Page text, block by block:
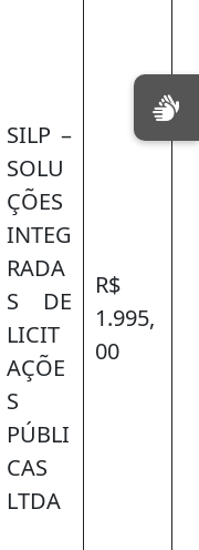
SILP –
SOLU
ÇÕES
INTEG
RADA
S DE
LICIT
AÇÕE
S
PÚBLI
CAS
LTDA
R$
1.995,
00